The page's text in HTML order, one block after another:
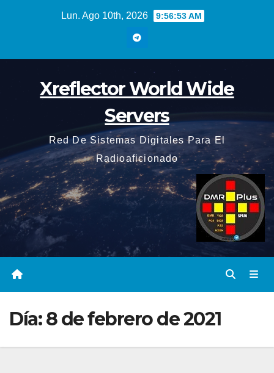
Lun. Ago 10th, 2026 9:56:53 AM
Xreflector World Wide
Servers
Red De Sistemas Digitales Para El
Radioaficionado
Día:8 de febrero de 2021